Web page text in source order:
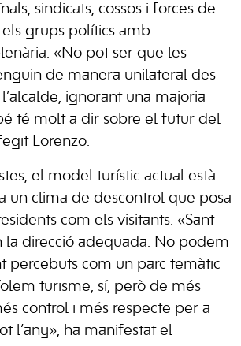
sindicats, cossos i forces de
grups polítics amb
«No pot ser que les
de manera unilateral des
ignorant una majoria
té molt a dir sobre el futur del
Lorenzo.
el model turístic actual està
un clima de descontrol que posa
com els visitants. «Sant
la direcció adequada. No podem
percebuts com un parc temàtic
turisme, sí, però de més
control i més respecte per a
l’any», ha manifestat el